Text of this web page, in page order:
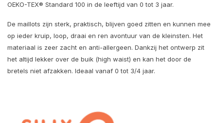
OEKO-TEX® Standard 100 in de leeftijd van 0 tot 3 jaar.
De maillots zijn sterk, praktisch, blijven goed zitten en kunnen mee
op ieder kruip, loop, draai en ren avontuur van de kleinsten. Het
materiaal is zeer zacht en anti-allergeen. Dankzij het ontwerp zit
het altijd lekker over de buik (high waist) en kan het door de
bretels niet afzakken. Ideaal vanaf 0 tot 3/4 jaar.